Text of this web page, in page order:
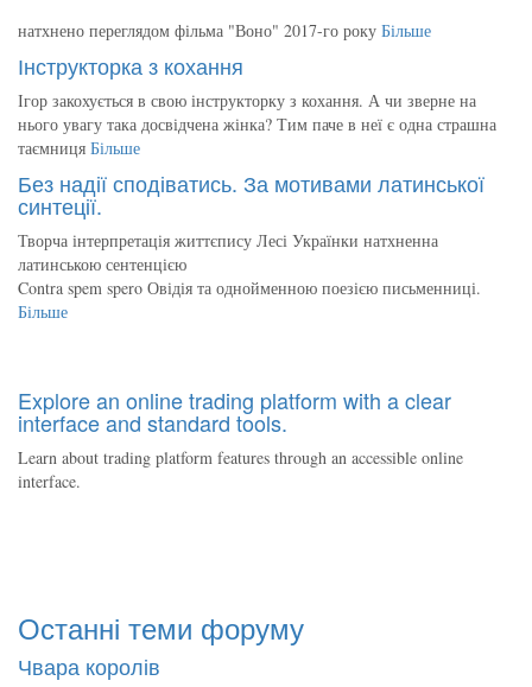
натхнено переглядом фільма "Воно" 2017-го року Більше
Інструкторка з кохання
Ігор закохується в свою інструкторку з кохання. А чи зверне на
нього увагу така досвідчена жінка? Тим паче в неї є одна страшна
таємниця Більше
Без надії сподіватись. За мотивами латинської
синтеції.
Творча інтерпретація життєпису Лесі Українки натхненна
латинською сентенцією
Contra spem spero Овідія та однойменною поезією письменниці.
Більше
Explore an online trading platform with a clear
interface and standard tools.
Learn about trading platform features through an accessible online
interface.
Останні теми форуму
Чвара королів